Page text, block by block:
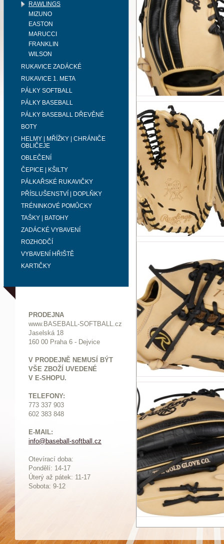
RAWLINGS
MIZUNO
EASTON
MARUCCI
FRANKLIN
WILSON
RUKAVICE ZADÁCKÉ
RUKAVICE 1. META
PÁLKY SOFTBALL
PÁLKY BASEBALL
PÁLKY BASEBALL DŘEVĚNÉ
BOTY
HELMY | MŘÍŽKY | CHRÁNIČE
OBLIČEJE
OBLEČENÍ
ČEPICE | KŠILTY
PÁLKAŘSKÉ RUKAVIČKY
PŘÍSLUŠENSTVÍ | DOPLŇKY
TRÉNINKOVÉ POMŮCKY
TAŠKY | BATOHY
ZADÁCKÉ VYBAVENÍ
ROZHODČÍ
VYBAVENÍ HŘIŠTĚ
KARTIČKY
PRODEJNA
www.BASEBALL-SOFTBALL.cz
Jaselská 18
160 00 Praha 6 - Dejvice
V PRODEJNĚ NEMUSÍ BÝT
VŠE ZBOŽÍ UVEDENÉ
V E-SHOPU.
TELEFONY:
773 337 903
602 383 848
E-MAIL:
info@baseball-softball.cz
Otevírací doba:
Pondělí: 14-17
Úterý až pátek: 11-17
Sobota: 9-12